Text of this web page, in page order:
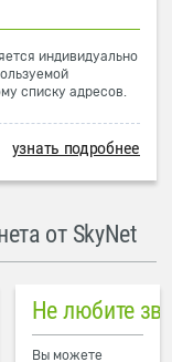
индивидуально
списку адресов.
узнать подробнее
от SkyNet
в городе
Не любите
Вы можете